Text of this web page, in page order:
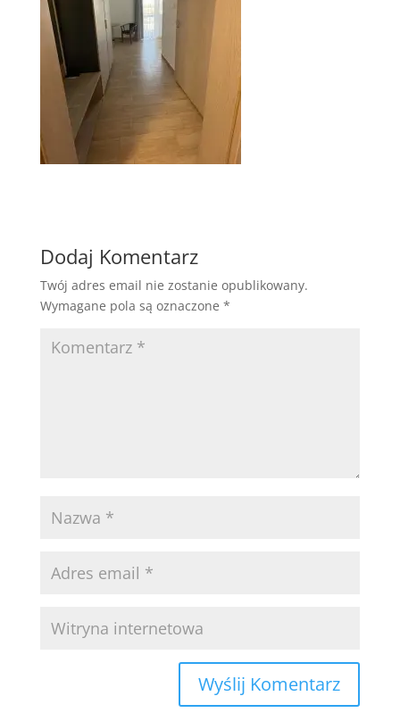
Dodaj Komentarz
Twój adres email nie zostanie opublikowany.
Wymagane pola są oznaczone *